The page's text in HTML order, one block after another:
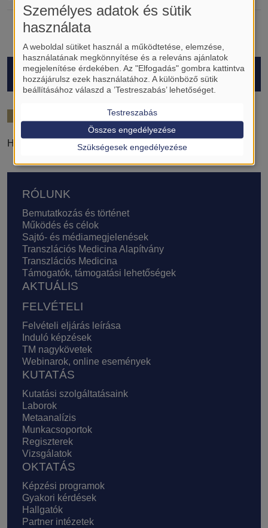
HALLGATÓK
Horváth Dávid
Lábléc
RÓLUNK
Bemutatkozás és történet
Működés és célok
Sajtó- és médiamegjelenések
Transzlációs Medicina Alapítvány
Transzlációs Medicina
Támogatók, támogatási lehetőségek
AKTUÁLIS
FELVÉTELI
Felvételi eljárás leírása
Induló képzések
TM nagykövetek
Webinarok, online események
KUTATÁS
Kutatási szolgáltatásaink
Laborok
Metaanalízis
Munkacsoportok
Regiszterek
Vizsgálatok
OKTATÁS
Képzési programok
Gyakori kérdések
Hallgatók
Partner intézetek
Személyes adatok és sütik
használata
A weboldal sütiket használ a működtetése, elemzése,
használatának megkönnyítése és a releváns ajánlatok
megjelenítése érdekében. Az "Elfogadás" gombra kattintva
hozzájárulsz ezek használatához. A különböző sütik
beállításához válaszd a ’Testreszabás’ lehetőséget.
Testreszabás
Szükségesek engedélyezése
Összes engedélyezése